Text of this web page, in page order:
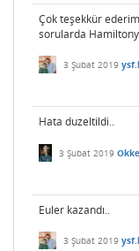
Çok teşekkür
sorularda
3 Şubat 2019
Hata duzeltildi..
3 Şubat 2019
Euler kazandı..
3 Şubat 2019